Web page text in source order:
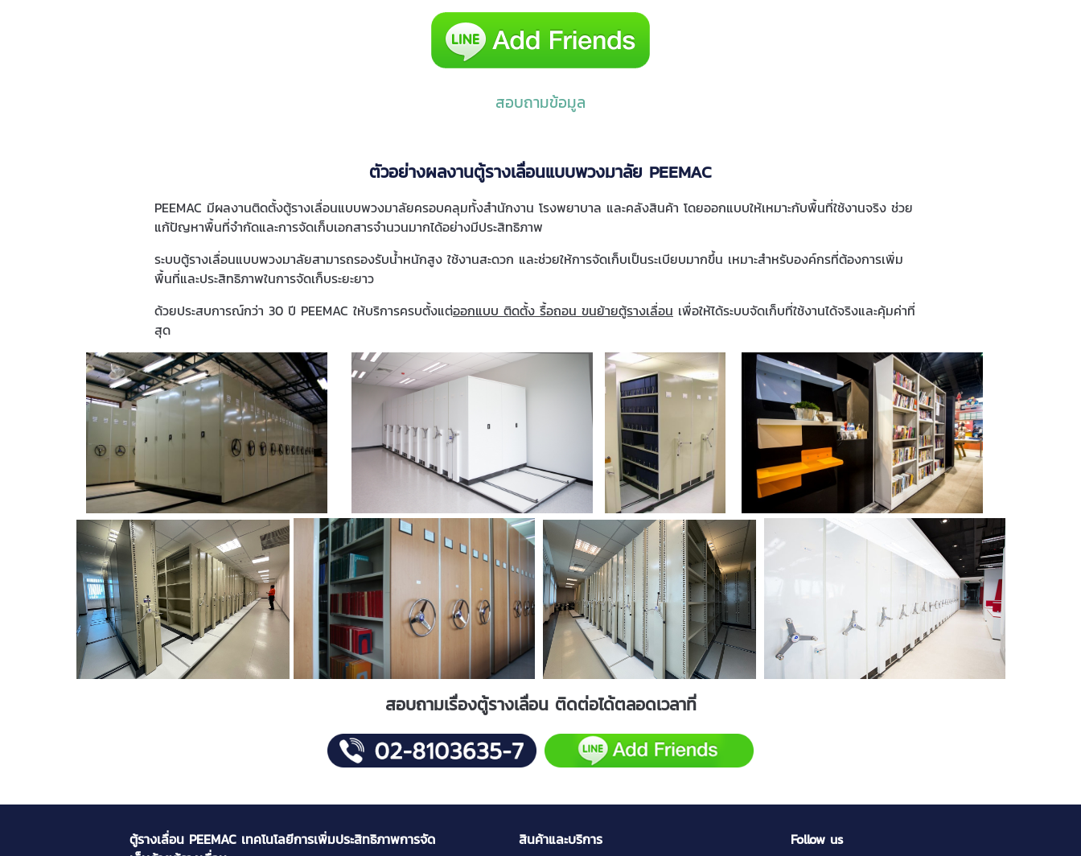
สอบถามข้อมูล
ตัวอย่างผลงานตู้รางเลื่อนแบบพวงมาลัย PEEMAC
PEEMAC มีผลงานติดตั้งตู้รางเลื่อนแบบพวงมาลัยครอบคลุมทั้งสำนักงาน โรงพยาบาล และคลังสินค้า โดยออกแบบให้เหมาะกับพื้นที่ใช้งานจริง ช่วย
แก้ปัญหาพื้นที่จำกัดและการจัดเก็บเอกสารจำนวนมากได้อย่างมีประสิทธิภาพ
ระบบตู้รางเลื่อนแบบพวงมาลัยสามารถรองรับน้ำหนักสูง ใช้งานสะดวก และช่วยให้การจัดเก็บเป็นระเบียบมากขึ้น เหมาะสำหรับองค์กรที่ต้องการเพิ่ม
พื้นที่และประสิทธิภาพในการจัดเก็บระยะยาว
ด้วยประสบการณ์กว่า 30 ปี PEEMAC ให้บริการครบตั้งแต่ออกแบบ ติดตั้ง รื้อถอน ขนย้ายตู้รางเลื่อน เพื่อให้ได้ระบบจัดเก็บที่ใช้งานได้จริงและคุ้มค่าที่
สุด
สอบถามเรื่องตู้รางเลื่อน ติดต่อได้ตลอดเวลาที่
ตู้รางเลื่อน PEEMAC เทคโนโลยีการเพิ่มประสิทธิภาพการจัด
สินค้าและบริการ Follow us